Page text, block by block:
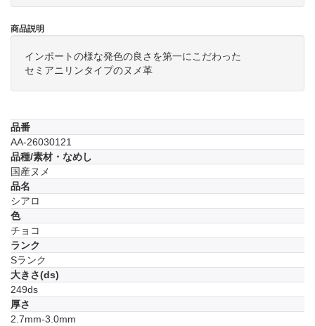
商品説明
インポートの様な発色の良さを第一にこだわった
セミアニリンタイプのヌメ革
品番
AA-26030121
品種/素材・なめし
国産ヌメ
品名
シアロ
色
チョコ
ランク
Sランク
大きさ(ds)
249ds
厚さ
2.7mm-3.0mm